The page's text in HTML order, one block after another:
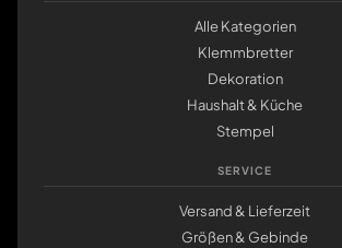
Alle Kategorien
Klemmbretter
Dekoration
Haushalt & Küche
Stempel
SERVICE
Versand & Lieferzeit
Größen & Gebinde